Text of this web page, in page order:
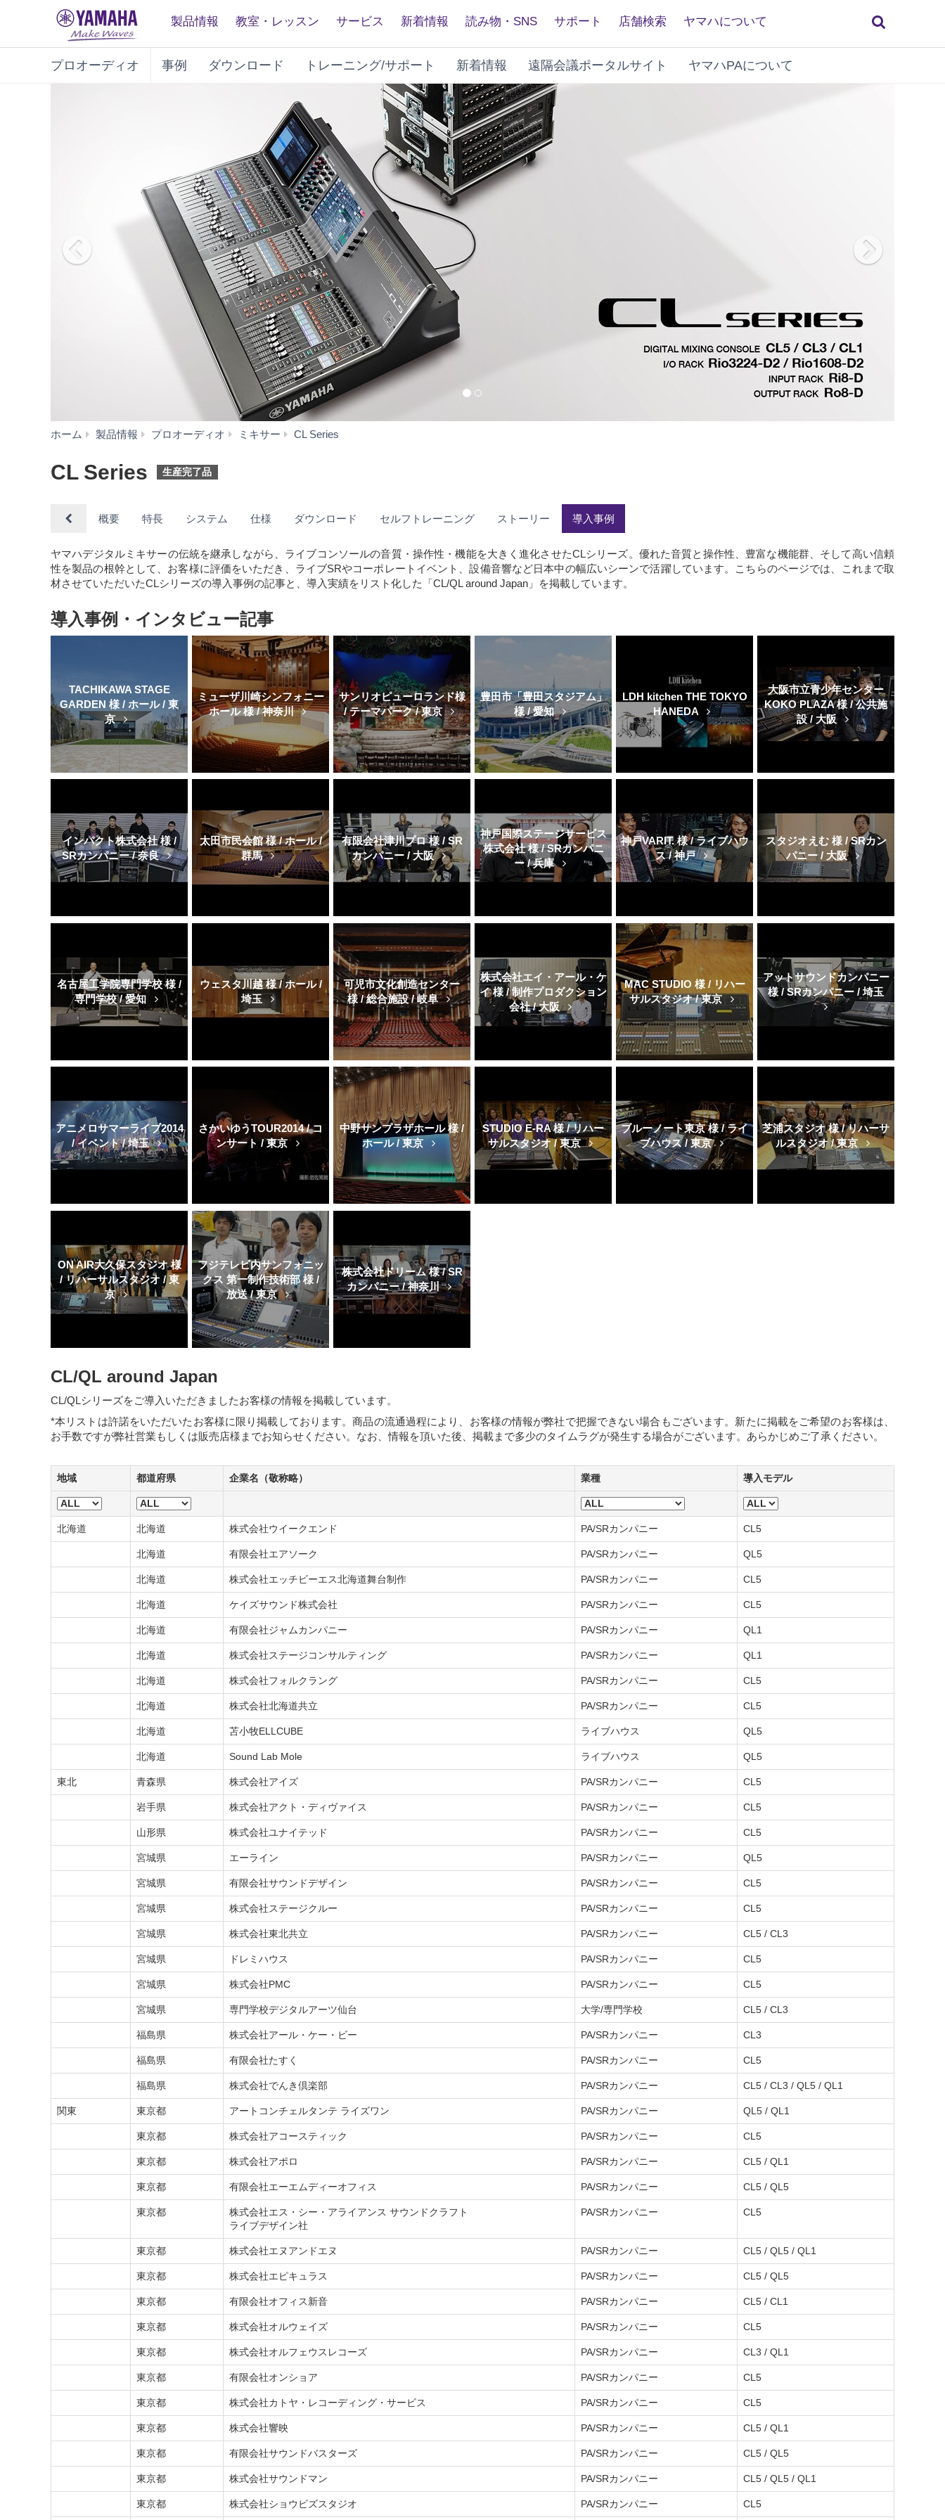
製品情報 教室・レッスン サービス 新着情報 読み物・SNS サポート 店舗検索 ヤマハについて
プロオーディオ 事例 ダウンロード トレーニング/サポート 新着情報 遠隔会議ポータルサイト ヤマハPAについて
ホーム 製品情報 プロオーディオ ミキサー CL Series
CL Series 生産完了品
概要 特長 システム 仕様 ダウンロード セルフトレーニング ストーリー 導入事例
ヤマハデジタルミキサーの伝統を継承しながら、ライブコンソールの音質・操作性・機能を大きく進化させたCLシリーズ。優れた音質と操作性、豊富な機能群、そして高い信頼
性を製品の根幹として、お客様に評価をいただき、ライブSRやコーポレートイベント、設備音響など日本中の幅広いシーンで活躍しています。こちらのページでは、これまで取
材させていただいたCLシリーズの導入事例の記事と、導入実績をリスト化した「CL/QL around Japan」を掲載しています。
導入事例・インタビュー記事
TACHIKAWA STAGE
GARDEN 様 / ホール / 東
京
ミューザ川崎シンフォニー
ホール 様 / 神奈川
サンリオピューロランド様
/ テーマパーク / 東京
豊田市「豊田スタジアム」
様 / 愛知
LDH kitchen THE TOKYO
HANEDA
大阪市立青少年センター
KOKO PLAZA 様 / 公共施
設 / 大阪
インパクト株式会社 様 /
SRカンパニー / 奈良
太田市民会館 様 / ホール /
群馬
有限会社津川プロ 様 / SR
カンパニー / 大阪
神戸国際ステージサービス
株式会社 様 / SRカンパニ
ー / 兵庫
神戸VARIT. 様 / ライブハウ
ス / 神戸
スタジオえむ 様 / SRカン
パニー / 大阪
名古屋工学院専門学校 様 /
専門学校 / 愛知
ウェスタ川越 様 / ホール /
埼玉
可児市文化創造センター
様 / 総合施設 / 岐阜
株式会社エイ・アール・ケ
イ 様 / 制作プロダクション
会社 / 大阪
MAC STUDIO 様 / リハー
サルスタジオ / 東京
アットサウンドカンパニー
様 / SRカンパニー / 埼玉
アニメロサマーライブ2014
/ イベント / 埼玉
さかいゆうTOUR2014 / コ
ンサート / 東京
中野サンプラザホール 様 /
ホール / 東京
STUDIO E-RA 様 / リハー
サルスタジオ / 東京
ブルーノート東京 様 / ライ
ブハウス / 東京
芝浦スタジオ 様 / リハーサ
ルスタジオ / 東京
ON AIR大久保スタジオ 様
/ リハーサルスタジオ / 東
京
フジテレビ内サンフォニッ
クス 第一制作技術部 様 /
放送 / 東京
株式会社ドリーム 様 / SR
カンパニー / 神奈川
CL/QL around Japan
CL/QLシリーズをご導入いただきましたお客様の情報を掲載しています。
*本リストは許諾をいただいたお客様に限り掲載しております。商品の流通過程により、お客様の情報が弊社で把握できない場合もございます。新たに掲載をご希望のお客様は、
お手数ですが弊社営業もしくは販売店様までお知らせください。なお、情報を頂いた後、掲載まで多少のタイムラグが発生する場合がございます。あらかじめご了承ください。
地域 都道府県 企業名（敬称略） 業種 導入モデル
北海道 北海道 株式会社ウイークエンド PA/SRカンパニー CL5
北海道 有限会社エアソーク PA/SRカンパニー QL5
北海道 株式会社エッチビーエス北海道舞台制作 PA/SRカンパニー CL5
北海道 ケイズサウンド株式会社 PA/SRカンパニー CL5
北海道 有限会社ジャムカンパニー PA/SRカンパニー QL1
北海道 株式会社ステージコンサルティング PA/SRカンパニー QL1
北海道 株式会社フォルクラング PA/SRカンパニー CL5
北海道 株式会社北海道共立 PA/SRカンパニー CL5
北海道 苫小牧ELLCUBE ライブハウス QL5
北海道 Sound Lab Mole ライブハウス QL5
東北 青森県 株式会社アイズ PA/SRカンパニー CL5
岩手県 株式会社アクト・ディヴァイス PA/SRカンパニー CL5
山形県 株式会社ユナイテッド PA/SRカンパニー CL5
宮城県 エーライン PA/SRカンパニー QL5
宮城県 有限会社サウンドデザイン PA/SRカンパニー CL5
宮城県 株式会社ステージクルー PA/SRカンパニー CL5
宮城県 株式会社東北共立 PA/SRカンパニー CL5 / CL3
宮城県 ドレミハウス PA/SRカンパニー CL5
宮城県 株式会社PMC PA/SRカンパニー CL5
宮城県 専門学校デジタルアーツ仙台 大学/専門学校 CL5 / CL3
福島県 株式会社アール・ケー・ビー PA/SRカンパニー CL3
福島県 有限会社たすく PA/SRカンパニー CL5
福島県 株式会社でんき倶楽部 PA/SRカンパニー CL5 / CL3 / QL5 / QL1
関東 東京都 アートコンチェルタンテ ライズワン PA/SRカンパニー QL5 / QL1
東京都 株式会社アコースティック PA/SRカンパニー CL5
東京都 株式会社アポロ PA/SRカンパニー CL5 / QL1
東京都 有限会社エーエムディーオフィス PA/SRカンパニー CL5 / QL5
東京都
株式会社エス・シー・アライアンス サウンドクラフト
ライブデザイン社
PA/SRカンパニー CL5
東京都 株式会社エヌアンドエヌ PA/SRカンパニー CL5 / QL5 / QL1
東京都 株式会社エピキュラス PA/SRカンパニー CL5 / QL5
東京都 有限会社オフィス新音 PA/SRカンパニー CL5 / CL1
東京都 株式会社オルウェイズ PA/SRカンパニー CL5
東京都 株式会社オルフェウスレコーズ PA/SRカンパニー CL3 / QL1
東京都 有限会社オンショア PA/SRカンパニー CL5
東京都 株式会社カトヤ・レコーディング・サービス PA/SRカンパニー CL5
東京都 株式会社響映 PA/SRカンパニー CL5 / QL1
東京都 有限会社サウンドバスターズ PA/SRカンパニー CL5 / QL5
東京都 株式会社サウンドマン PA/SRカンパニー CL5 / QL5 / QL1
東京都 株式会社ショウビズスタジオ PA/SRカンパニー CL5